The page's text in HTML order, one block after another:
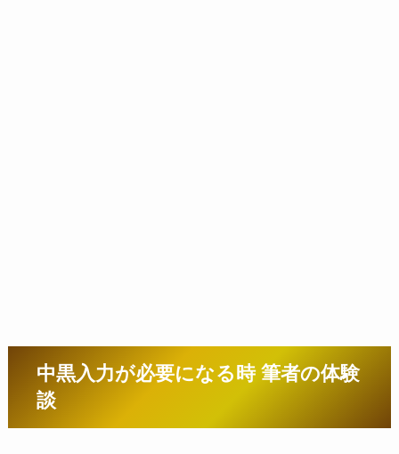
中黒入力が必要になる時 筆者の体験
談